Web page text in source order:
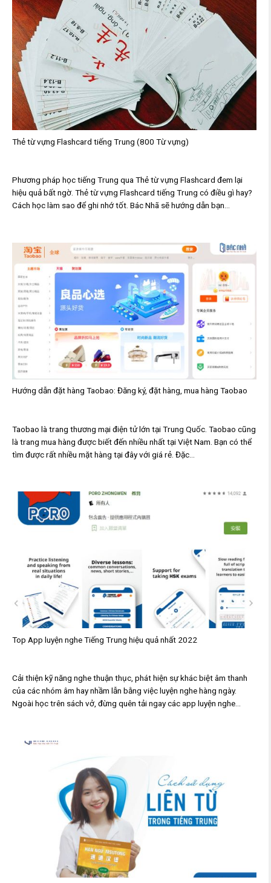
Thẻ từ vựng Flashcard tiếng Trung (800 Từ vựng)
Phương pháp học tiếng Trung qua Thẻ từ vựng Flashcard đem lại
hiệu quả bất ngờ. Thẻ từ vựng Flashcard tiếng Trung có điều gì hay?
Cách học làm sao để ghi nhớ tốt. Bác Nhã sẽ hướng dẫn bạn...
Hướng dẫn đặt hàng Taobao: Đăng ký, đặt hàng, mua hàng Taobao
Taobao là trang thương mại điện tử lớn tại Trung Quốc. Taobao cũng
là trang mua hàng được biết đến nhiều nhất tại Việt Nam. Bạn có thể
tìm được rất nhiều mặt hàng tại đây với giá rẻ. Đặc...
Top App luyện nghe Tiếng Trung hiệu quả nhất 2022
Cải thiện kỹ năng nghe thuận thục, phát hiện sự khác biệt âm thanh
của các nhóm âm hay nhầm lẫn bằng việc luyện nghe hàng ngày.
Ngoài học trên sách vở, đừng quên tải ngay các app luyện nghe...